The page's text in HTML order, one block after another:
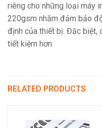
riêng cho những loại máy
220gsm nhằm đảm bảo
định của thiết bị. Đặc biệt,
tiết kiệm hơn.
RELATED PRODUCTS